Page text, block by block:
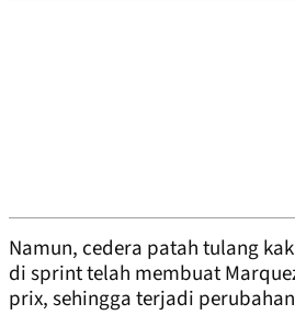
Namun, cedera patah tulang
di sprint telah membuat
prix, sehingga terjadi